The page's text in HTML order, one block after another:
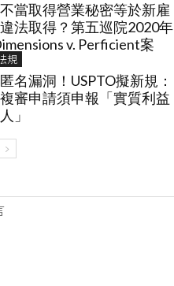
當取得營業秘密等於新雇
法取得？第五巡院2020年
v. Perficient案
規
名漏洞！USPTO擬新規：
審申請須申報「實質利益
」